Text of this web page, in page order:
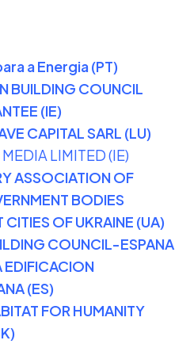
a Energia (PT)
BUILDING COUNCIL
(IE)
CAPITAL SARL (LU)
LIMITED (IE)
ASSOCIATION OF
BODIES
CITIES OF UKRAINE (UA)
COUNCIL-ESPANA
EDIFICACION
(ES)
FOR HUMANITY